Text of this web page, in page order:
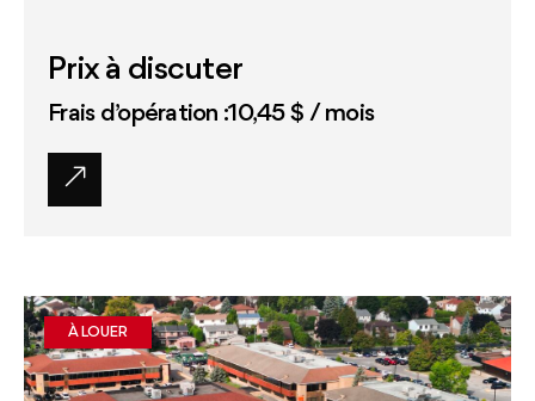
Prix à discuter
Frais d’opération :10,45 $ / mois
À LOUER